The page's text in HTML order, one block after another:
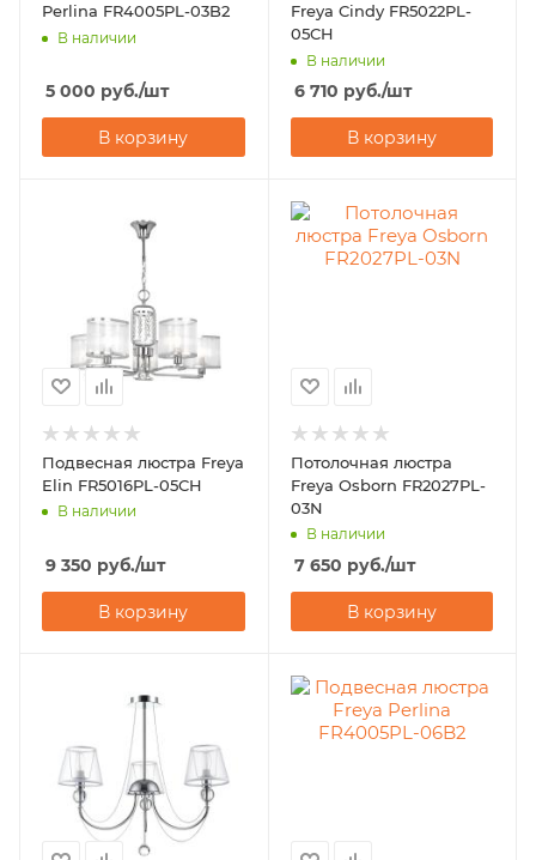
Perlina FR4005PL-03B2
В наличии
5 000 руб./шт
В корзину
Freya Cindy FR5022PL-
05CH
В наличии
6 710 руб./шт
В корзину
Подвесная люстра Freya
Elin FR5016PL-05CH
В наличии
9 350 руб./шт
В корзину
Потолочная люстра
Freya Osborn FR2027PL-
03N
В наличии
7 650 руб./шт
В корзину